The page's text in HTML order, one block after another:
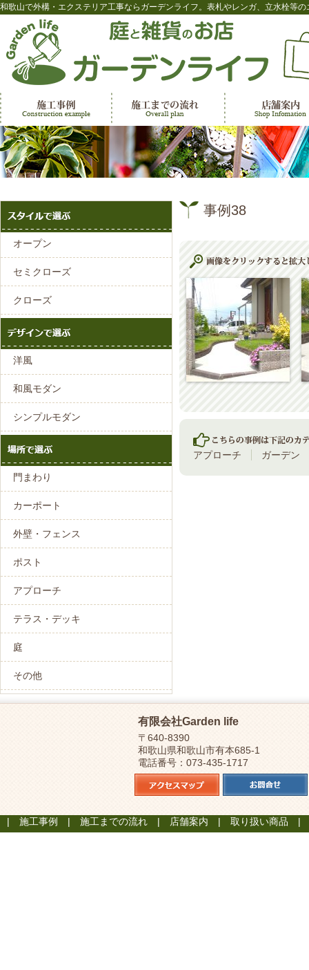
和歌山で外構・エクステリア工事ならガーデンライフ。表札やレンガ、立水栓等
事例38
アプローチ ガーデン
オープン
セミクローズ
クローズ
洋風
和風モダン
シンプルモダン
門まわり
カーポート
外壁・フェンス
ポスト
アプローチ
テラス・デッキ
庭
その他
有限会社Garden life
〒640-8390
和歌山県和歌山市有本685-1
電話番号：073-435-1717
施工事例 施工までの流れ 店舗案内 取り扱い商品